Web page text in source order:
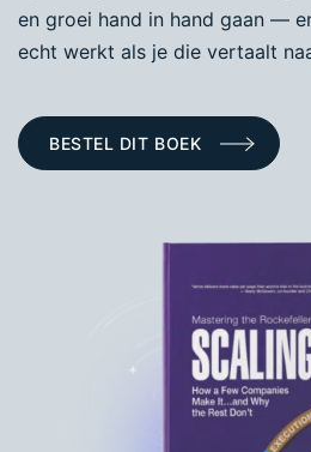
en groei hand in hand gaan —
echt werkt als je die vertaalt
BESTEL DIT BOEK